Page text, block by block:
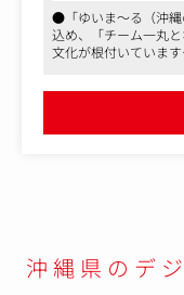
る人材であること
そしてその成果を
外の領域の知識・
補充しますので、
・クライアント課
●「ゆいま～る（沖縄
込め、「チーム一丸
文化が根付いています
●代表含め物腰の柔
誰もが意見を発信し
沖縄県のデ